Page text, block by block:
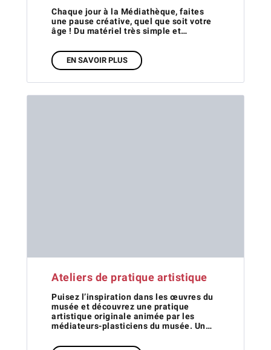
Chaque jour à la Médiathèque, faites
une pause créative, quel que soit votre
âge ! Du matériel très simple et…
EN SAVOIR PLUS
Ateliers de pratique artistique
Puisez l’inspiration dans les œuvres du
musée et découvrez une pratique
artistique originale animée par les
médiateurs-plasticiens du musée. Un…